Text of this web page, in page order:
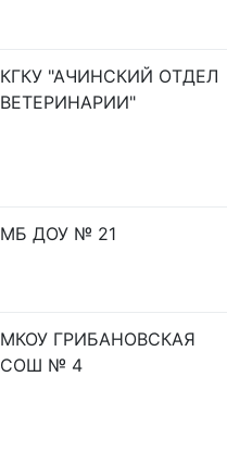
КГКУ "АЧИНСКИЙ ОТДЕЛ
ВЕТЕРИНАРИИ"
МБ ДОУ № 21
МКОУ ГРИБАНОВСКАЯ
СОШ № 4